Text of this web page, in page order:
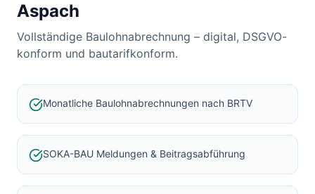
Aspach
Vollständige Baulohnabrechnung – digital, DSGVO-
konform und bautarifkonform.
Monatliche Baulohnabrechnungen nach BRTV
SOKA-BAU Meldungen & Beitragsabführung